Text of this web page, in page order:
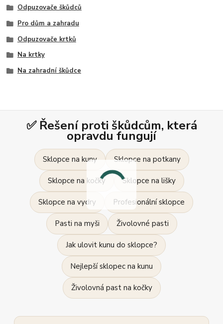
Odpuzovače škůdců
Pro dům a zahradu
Odpuzovače krtků
Na krtky
Na zahradní škůdce
✅ Řešení proti škůdcům, která
opravdu fungují
Sklopce na kuny Sklopce na potkany
Sklopce na kočky Sklopce na lišky
Sklopce na vydry Profesionální sklopce
Pasti na myši Živolovné pasti
Jak ulovit kunu do sklopce?
Nejlepší sklopec na kunu
Živolovná past na kočky